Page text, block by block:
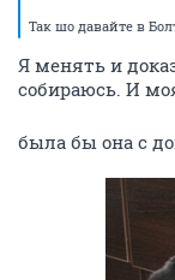
Так шо давайте в
Я менять и
собираюсь. И
была бы она с